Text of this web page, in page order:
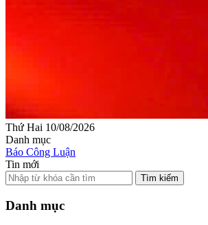
Thứ Hai 10/08/2026
Danh mục
Báo Công Luận
Tin mới
Tìm kiếm
Danh mục